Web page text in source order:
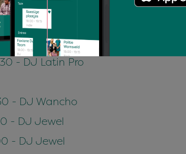
- DJ Wancho
- DJ Latin Pro
- DJ Lady Jay
- DJ Latin Pro
- DJ Wancho
- DJ Jewel
- DJ Jewel